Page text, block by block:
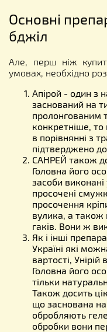
Основні
бджіл
Але, перш ніж
умовах, необхідно
Апірой - один з
заснований на
пролонгованим
конкретніше,
в порівнянні з
підтверджено
САНРЕЙ також
Головна його
засоби
просочені
просочення
вулика, а
гаків. Вони ж
Як і інші
Україні які
вартості,
Головна його
тільки
Також досить
що заснована
обробляють
обробки вони